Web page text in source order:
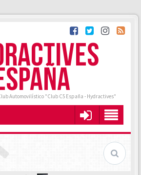
Automovilístico "Club C5 España - Hydractives"